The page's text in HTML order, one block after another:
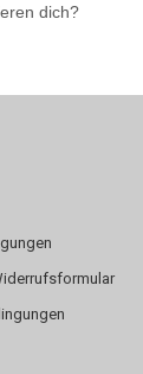
dich?